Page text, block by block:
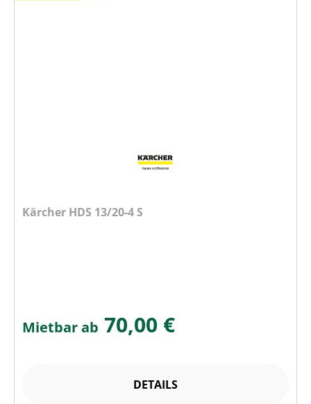
Kärcher HDS 13/20-4 S
Mietbar ab 70,00 €
DETAILS